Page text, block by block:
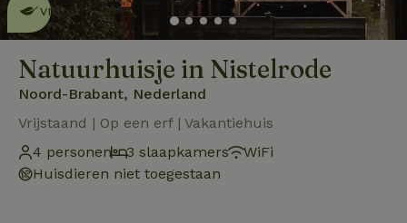
vriendelijklees meer
Natuurhuisje in Nistelrode
Noord-Brabant, Nederland
Vrijstaand | Op een erf | Vakantiehuis
4 personen
3 slaapkamers
WiFi
Huisdieren niet toegestaan